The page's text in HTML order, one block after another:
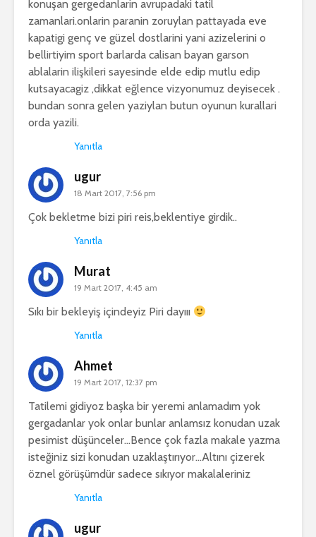
konuşan gergedanlarin avrupadaki tatil
zamanlari.onlarin paranin zoruylan pattayada eve
kapatigi genç ve güzel dostlarini yani azizelerini o
bellirtiyim sport barlarda calisan bayan garson
ablalarin ilişkileri sayesinde elde edip mutlu edip
kutsayacagiz ,dikkat eğlence vizyonumuz deyisecek .
bundan sonra gelen yaziylan butun oyunun kurallari
orda yazili.
Yanıtla
ugur
18 Mart 2017, 7:56 pm
Çok bekletme bizi piri reis,beklentiye girdik..
Yanıtla
Murat
19 Mart 2017, 4:45 am
Sıkı bir bekleyiş içindeyiz Piri dayııı
Yanıtla
Ahmet
19 Mart 2017, 12:37 pm
Tatilemi gidiyoz başka bir yeremi anlamadım yok
gergadanlar yok onlar bunlar anlamsız konudan uzak
pesimist düşünceler…Bence çok fazla makale yazma
isteğiniz sizi konudan uzaklaştırıyor…Altını çizerek
öznel görüşümdür sadece sıkıyor makalaleriniz
Yanıtla
ugur